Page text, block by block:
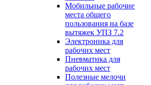
Мобильные рабочие
места общего
пользования на базе
вытяжек УПЗ 7.2
Электроника для
рабочих мест
Пневматика для
рабочих мест
Полезные мелочи